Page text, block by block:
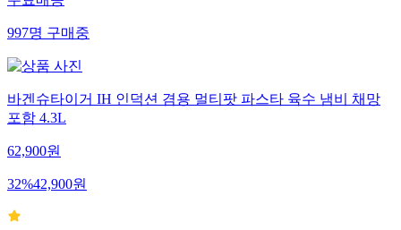
무료배송
997명구매중
바겐슈타이거 IH 인덕션 겸용 멀티팟 파스타 육수 냄비 채망
포함 4.3L
62,900원
32%42,900원